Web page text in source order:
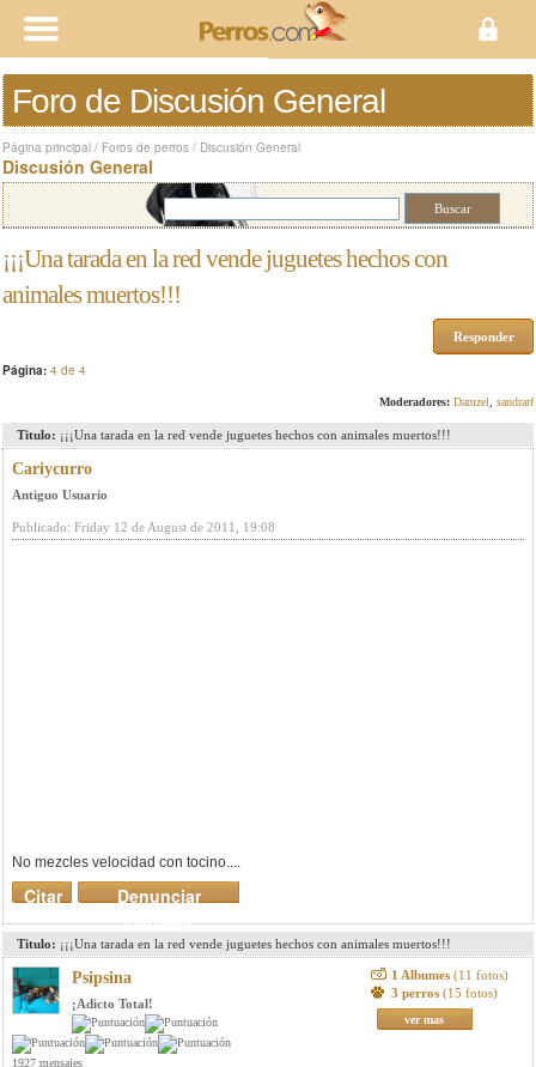
Foro de Discusión General
Página principal / Foros de perros / Discusión General
Discusión General
¡¡¡Una tarada en la red vende juguetes hechos con
animales muertos!!!
Responder
Página: 4 de 4
Moderadores: Damzel sandrarf
Titulo: ¡¡¡Una tarada en la red vende juguetes hechos con animales muertos!!!
Cariycurro
Antiguo Usuario
Publicado: Friday 12 de August de 2011, 19:08
No mezcles velocidad con tocino....
Denunciar
mensaje
Citar
Titulo: ¡¡¡Una tarada en la red vende juguetes hechos con animales muertos!!!
Psipsina
¡Adicto Total!
1927 mensajes
1 Albumes (11 fotos)
3 perros (15 fotos)
ver mas